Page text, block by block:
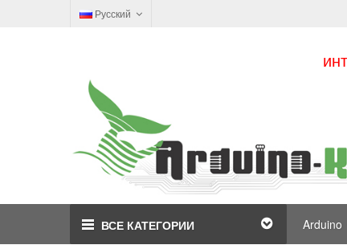
Русский
ВСЕ КАТЕГОРИИ Arduino